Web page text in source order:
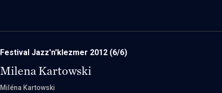
Festival Jazz'n'klezmer 2012 (6/6)
Milena Kartowski
Miléna Kartowski